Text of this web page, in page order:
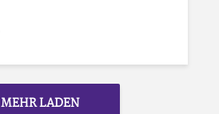
MEHR LADEN